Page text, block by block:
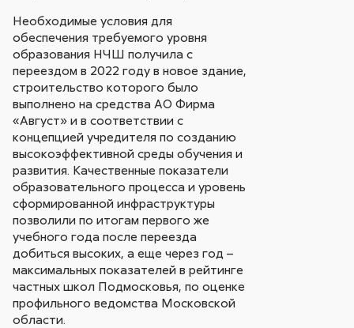
Необходимые условия для
обеспечения требуемого уровня
образования НЧШ получила с
переездом в 2022 году в новое здание,
строительство которого было
выполнено на средства АО Фирма
«Август» и в соответствии с
концепцией учредителя по созданию
высокоэффективной среды обучения и
развития. Качественные показатели
образовательного процесса и уровень
сформированной инфраструктуры
позволили по итогам первого же
учебного года после переезда
добиться высоких, а еще через год –
максимальных показателей в рейтинге
частных школ Подмосковья, по оценке
профильного ведомства Московской
области.